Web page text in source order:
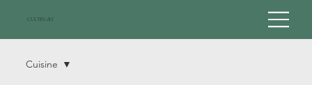
CULTINARI
Cuisine